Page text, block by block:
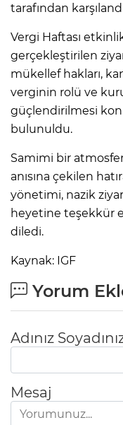
tarafından
Vergi Haftası
gerçekleştirilen
mükellef hakları,
verginin rolü ve
güçlendirilmesi
bulunuldu.
Samimi bir
anısına çekilen
yönetimi, nazik
heyetine teşekkür
diledi.
Kaynak: IGF
Yorum
Adınız
Mesaj